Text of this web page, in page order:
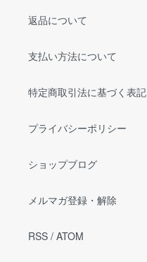
返品について
支払い方法について
特定商取引法に基づく表記
プライバシーポリシー
ショップブログ
メルマガ登録・解除
RSS / ATOM